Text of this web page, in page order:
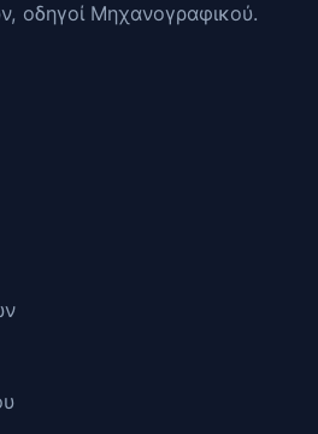
οδηγοί Μηχανογραφικού.